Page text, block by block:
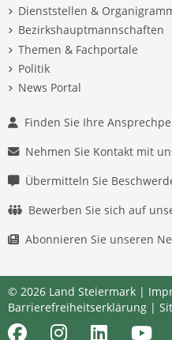
Dienststellen &
Bezirkshauptmannschaften
Themen & Fachportale
Politik
News Portal
Finden Sie Ihre
Nehmen Sie Kontakt mit
Übermitteln Sie
Bewerben Sie sich auf
Abonnieren Sie unseren
© 2026 Land Steiermark |
Barrierefreiheitserklärung |
FacebookInstagramLinkedInYoutube